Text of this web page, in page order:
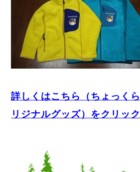
詳しくはこちら（ちょっく
リジナルグッズ）をクリッ